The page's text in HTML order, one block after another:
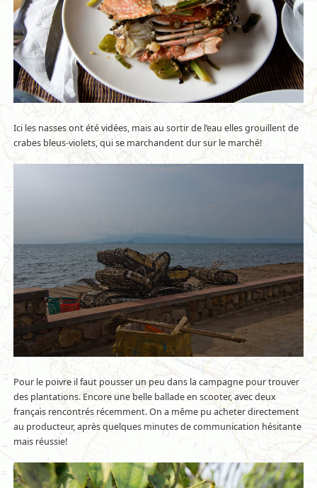
Ici les nasses ont été vidées, mais au sortir de l’eau elles grouillent de
crabes bleus-violets, qui se marchandent dur sur le marché!
Pour le poivre il faut pousser un peu dans la campagne pour trouver
des plantations. Encore une belle ballade en scooter, avec deux
français rencontrés récemment. On a même pu acheter directement
au producteur, après quelques minutes de communication hésitante
mais réussie!